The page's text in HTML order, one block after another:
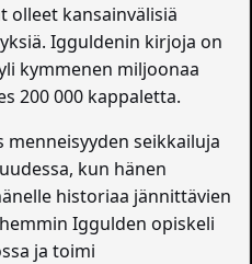
olleet kansainvälisiä
Igguldenin kirjoja on
kymmenen miljoonaa
200 000 kappaletta.
seikkailuja
kun hänen
historiaa jännittävien
Iggulden opiskeli
ja toimi